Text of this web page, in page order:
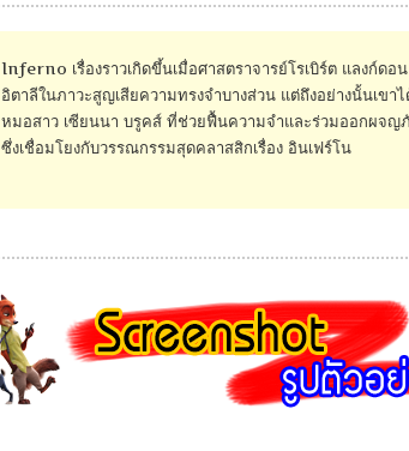
Inferno เรื่องราวเกิดขึ้นเมื่อศาสตราจารย์โรเบิร์ต แลงก์ดอ
อิตาลีในภาวะสูญเสียความทรงจำบางส่วน แต่ถึงอย่างนั้นเข
หมอสาว เซียนนา บรูคส์ ที่ช่วยฟื้นความจำและร่วมออกผจญ
ซึ่งเชื่อมโยงกับวรรณกรรมสุดคลาสสิกเรื่อง อินเฟร์โน